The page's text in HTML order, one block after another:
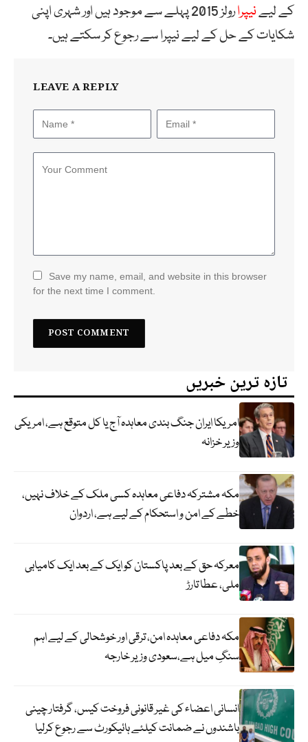
کے لیےنیپرا
رولز 2015 پہلے سے موجود ہیں اور شہری اپنی
شکایات کے حل کے لیے نیپرا سے رجوع کر سکتے ہیں۔
LEAVE A REPLY
Save my name, email, and website in this browser
for the next time I comment.
تازہ ترین خبریں
امریکا ایران جنگ بندی معاہدہ آج یا کل متوقع ہے، امریکی
وزیر خزانہ
مکہ مشترکہ دفاعی معاہدہ کسی ملک کے خلاف نہیں،
خطے کے امن و استحکام کے لیے ہے، اردوان
معرکہ حق کے بعد پاکستان کو ایک کے بعد ایک کامیابی
ملی، عطا تارڑ
مکہ دفاعی معاہدہ امن، ترقی اور خوشحالی کے لیے اہم
سنگِ میل ہے،سعودی وزیر خارجہ
انسانی اعضاء کی غیر قانونی فروخت کیس، گرفتار چینی
باشندوں نے ضمانت کیلئے ہائیکورٹ سے رجوع کرلیا